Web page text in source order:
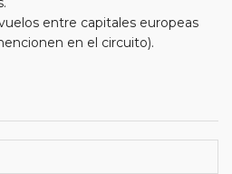
entre capitales europeas
en el circuito).